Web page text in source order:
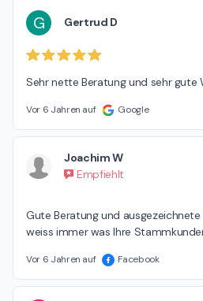
G Gertrud D
Sehr nette Beratung und sehr gute
Vor 6 Jahren auf Google
Joachim W
Empfiehlt
Gute Beratung und ausgezeichnete
weiss immer was Ihre
Vor 6 Jahren auf Facebook